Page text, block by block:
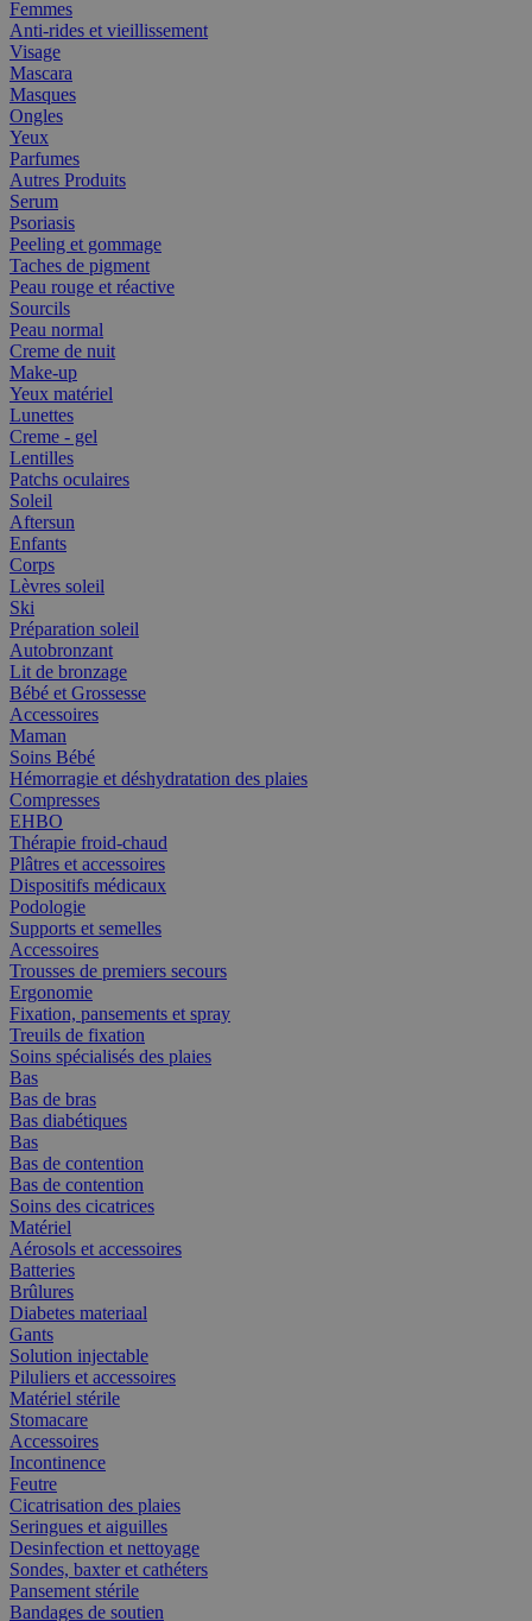
Femmes
Anti-rides et vieillissement
Visage
Mascara
Masques
Ongles
Yeux
Parfumes
Autres Produits
Serum
Psoriasis
Peeling et gommage
Taches de pigment
Peau rouge et réactive
Sourcils
Peau normal
Creme de nuit
Make-up
Yeux matériel
Lunettes
Creme - gel
Lentilles
Patchs oculaires
Soleil
Aftersun
Enfants
Corps
Lèvres soleil
Ski
Préparation soleil
Autobronzant
Lit de bronzage
Bébé et Grossesse
Accessoires
Maman
Soins Bébé
Hémorragie et déshydratation des plaies
Compresses
EHBO
Thérapie froid-chaud
Plâtres et accessoires
Dispositifs médicaux
Podologie
Supports et semelles
Accessoires
Trousses de premiers secours
Ergonomie
Fixation, pansements et spray
Treuils de fixation
Soins spécialisés des plaies
Bas
Bas de bras
Bas diabétiques
Bas
Bas de contention
Bas de contention
Soins des cicatrices
Matériel
Aérosols et accessoires
Batteries
Brûlures
Diabetes materiaal
Gants
Solution injectable
Piluliers et accessoires
Matériel stérile
Stomacare
Accessoires
Incontinence
Feutre
Cicatrisation des plaies
Seringues et aiguilles
Desinfection et nettoyage
Sondes, baxter et cathéters
Pansement stérile
Bandages de soutien